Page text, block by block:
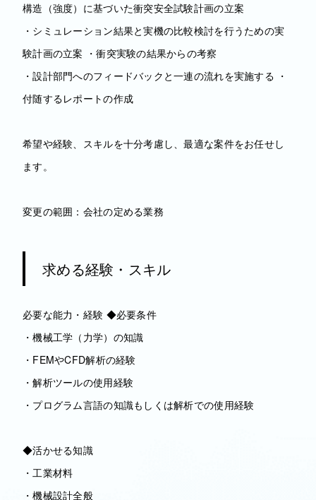
構造（強度）に基づいた衝突安全試験計画の立案
・シミュレーション結果と実機の比較検討を行うための実
験計画の立案 ・衝突実験の結果からの考察
・設計部門へのフィードバックと一連の流れを実施する ・
付随するレポートの作成
希望や経験、スキルを十分考慮し、最適な案件をお任せし
ます。
変更の範囲：会社の定める業務
求める経験・スキル
必要な能力・経験 ◆必要条件
・機械工学（力学）の知識
・FEMやCFD解析の経験
・解析ツールの使用経験
・プログラム言語の知識もしくは解析での使用経験
◆活かせる知識
・工業材料
・機械設計全般